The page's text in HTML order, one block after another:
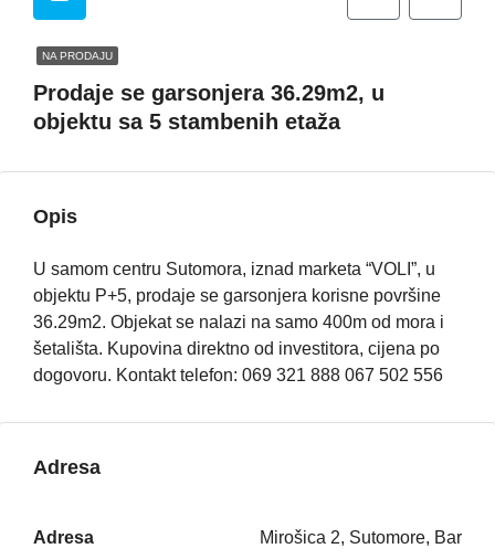
NA PRODAJU
Prodaje se garsonjera 36.29m2, u
objektu sa 5 stambenih etaža
Opis
U samom centru Sutomora, iznad marketa “VOLI”, u
objektu P+5, prodaje se garsonjera korisne površine
36.29m2. Objekat se nalazi na samo 400m od mora i
šetališta. Kupovina direktno od investitora, cijena po
dogovoru. Kontakt telefon: 069 321 888 067 502 556
Adresa
Adresa Mirošica 2, Sutomore, Bar